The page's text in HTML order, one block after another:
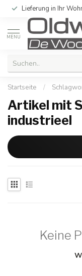
Lieferung in Ihr
MENU
Startseite /
Artikel mit
industrieel
Keine